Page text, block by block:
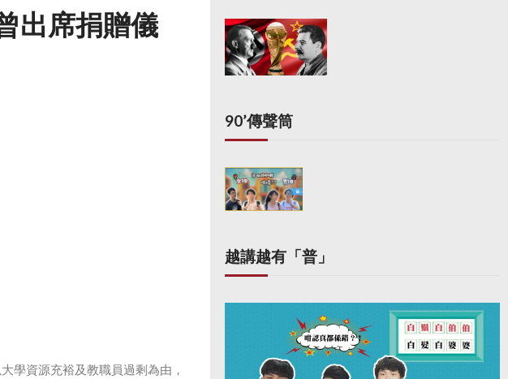
出席捐贈儀
學資源充裕及教職員過剩為由，
90’傳聲筒
越講越有「普」